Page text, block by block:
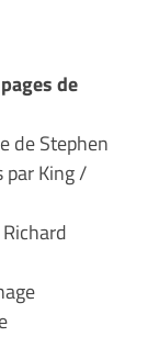
de
de Stephen
par King /